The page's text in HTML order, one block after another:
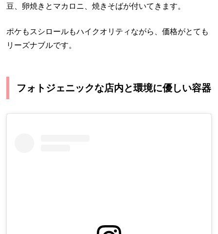
豆、卵焼きとマカロニ、焼きそばが付いてきます。
ポケもスシロールもハイクオリティながら、価格がとても
リーズナブルです。
フォトジェニックな店内と環境に優しい容器